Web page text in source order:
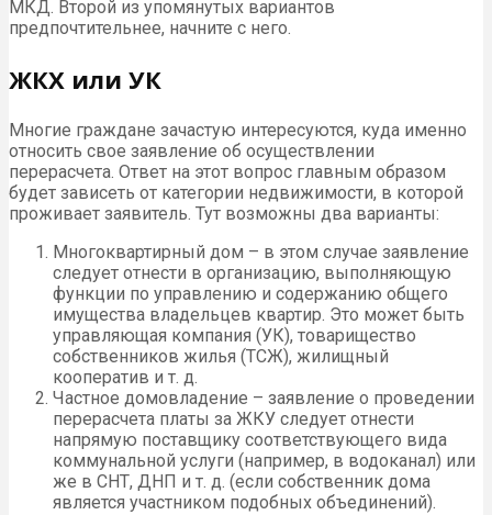
МКД. Второй из упомянутых вариантов
предпочтительнее, начните с него.
ЖКХ или УК
Многие граждане зачастую интересуются, куда именно
относить свое заявление об осуществлении
перерасчета. Ответ на этот вопрос главным образом
будет зависеть от категории недвижимости, в которой
проживает заявитель. Тут возможны два варианты:
Многоквартирный дом – в этом случае заявление
следует отнести в организацию, выполняющую
функции по управлению и содержанию общего
имущества владельцев квартир. Это может быть
управляющая компания (УК), товарищество
собственников жилья (ТСЖ), жилищный
кооператив и т. д.
Частное домовладение – заявление о проведении
перерасчета платы за ЖКУ следует отнести
напрямую поставщику соответствующего вида
коммунальной услуги (например, в водоканал) или
же в СНТ, ДНП и т. д. (если собственник дома
является участником подобных объединений).